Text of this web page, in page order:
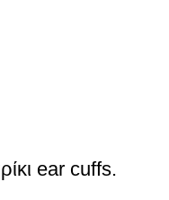
ear cuffs.